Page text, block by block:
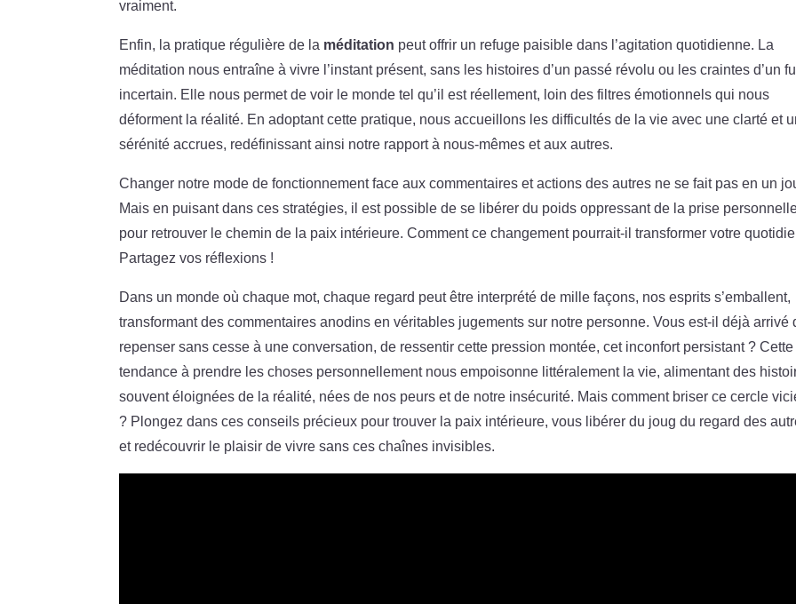
vraiment.
Enfin, la pratique régulière de la méditation peut offrir un refuge paisible dans l’agitation quotidienne. La
méditation nous entraîne à vivre l’instant présent, sans les histoires d’un passé révolu ou les craintes d’un
incertain. Elle nous permet de voir le monde tel qu’il est réellement, loin des filtres émotionnels qui nous
déforment la réalité. En adoptant cette pratique, nous accueillons les difficultés de la vie avec une clarté et
sérénité accrues, redéfinissant ainsi notre rapport à nous-mêmes et aux autres.
Changer notre mode de fonctionnement face aux commentaires et actions des autres ne se fait pas en un
Mais en puisant dans ces stratégies, il est possible de se libérer du poids oppressant de la prise
pour retrouver le chemin de la paix intérieure. Comment ce changement pourrait-il transformer votre
Partagez vos réflexions !
Dans un monde où chaque mot, chaque regard peut être interprété de mille façons, nos esprits s’emballent,
transformant des commentaires anodins en véritables jugements sur notre personne. Vous est-il déjà arrivé
repenser sans cesse à une conversation, de ressentir cette pression montée, cet inconfort persistant ? Cette
tendance à prendre les choses personnellement nous empoisonne littéralement la vie, alimentant des
souvent éloignées de la réalité, nées de nos peurs et de notre insécurité. Mais comment briser ce cercle
? Plongez dans ces conseils précieux pour trouver la paix intérieure, vous libérer du joug du regard des
et redécouvrir le plaisir de vivre sans ces chaînes invisibles.